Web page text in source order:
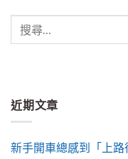
近期文章
新手開車總感到「上